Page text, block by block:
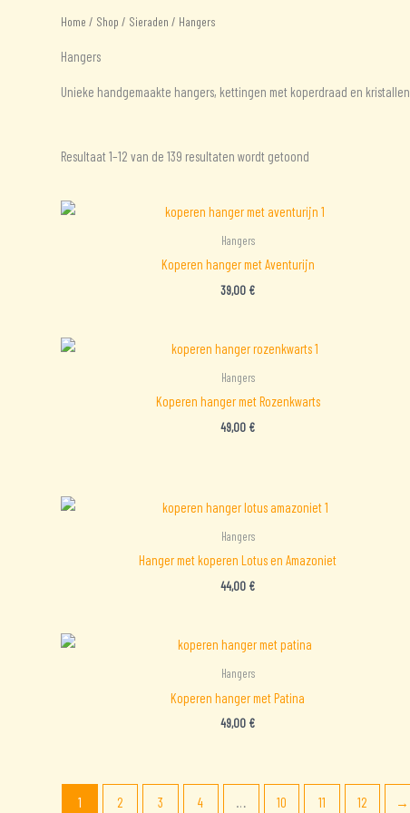
Home / Shop / Sieraden / Hangers
Hangers
Unieke handgemaakte hangers, kettingen met koperdraad en kristallen
Resultaat 1–12 van de 139 resultaten wordt getoond
Hangers
Koperen hanger met Aventurijn
39,00 €
Hangers
Koperen hanger met Rozenkwarts
49,00 €
Hangers
Hanger met koperen Lotus en Amazoniet
44,00 €
Hangers
Koperen hanger met Patina
49,00 €
1 2 3 4 10 11 12 →